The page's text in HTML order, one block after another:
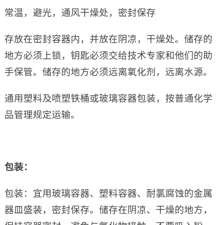
常温，避光，通风干燥处，密封保存
存放在密封容器内，并放在阴凉，干燥处。储存的
地方必须上锁，钥匙必须交给技术专家和他们的助
手保管。储存的地方必须远离氧化剂，远离水源。
通用塑料及喷塑铁桶或玻璃容器包装，按普通化学
品管理规定运输。
包装：
包装：宜用玻璃容器、塑料容器、耐氯腐蚀的金属
器皿盛装，密封保存。储存在阴凉、干燥的地方，